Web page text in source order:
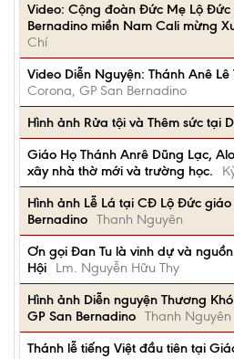
Video: Cộng đoàn Đức Mẹ Lộ
Bernadino miền Nam Cali mừng
Chí
Video Diễn Nguyện: Thánh Anê Lê
Corona, GP San Bernadino
Hình ảnh Rửa tội và Thêm sức tại
Giáo Họ Thánh Anrê Dũng Lạc,
xây nhà thờ mới và trường học.
Hình ảnh Lễ Lá tại CĐ Lộ Đức
Bernadino Thanh Nguyên
Ơn gọi Đan Tu là vinh dự và
Hội
Lm. Nguyễn Hữu Thy
Hình ảnh Diễn nguyện Thương
GP San Bernadino Thanh Nguyên
Thánh lễ tiếng Việt đầu tiên tại